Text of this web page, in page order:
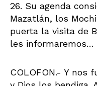
26. Su agenda
Mazatlán, los
puerta la visita de
les informaremos…
COLOFON.- Y nos